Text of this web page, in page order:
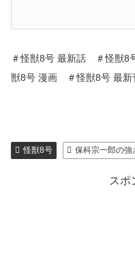
＃怪獣8号 最新話 ＃怪獣
獣8号 漫画 ＃怪獣8号 最新
怪獣8号 保科宗一郎の強
スポ